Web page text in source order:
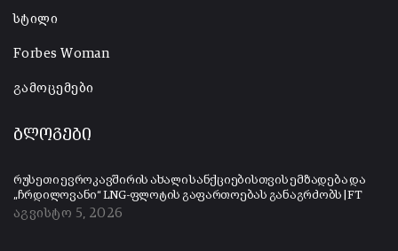
სტილი
Forbes Woman
გამოცემები
ბლოგები
რუსეთი ევროკავშირის ახალი სანქციებისთვის ემზადება და
„ჩრდილოვანი“ LNG-ფლოტის გაფართოებას განაგრძობს | FT
აგვისტო 5, 2026